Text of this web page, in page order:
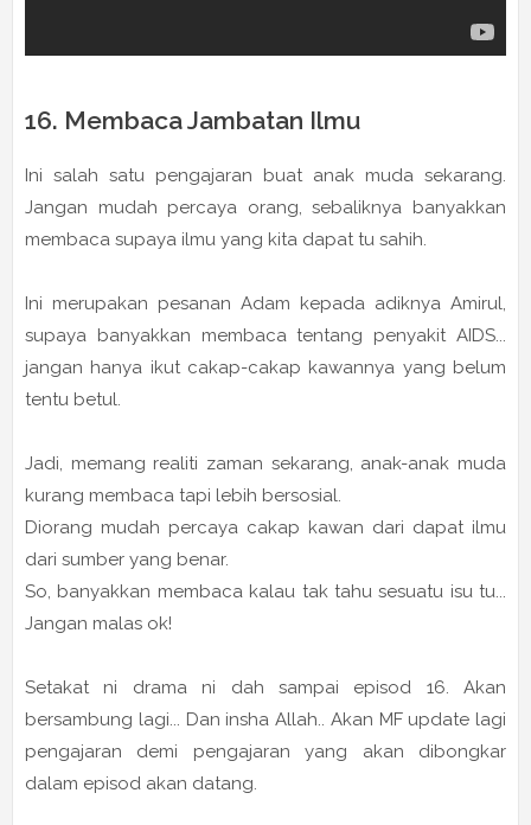
16. Membaca Jambatan Ilmu
Ini salah satu pengajaran buat anak muda sekarang.
Jangan mudah percaya orang, sebaliknya banyakkan
membaca supaya ilmu yang kita dapat tu sahih.
Ini merupakan pesanan Adam kepada adiknya Amirul,
supaya banyakkan membaca tentang penyakit AIDS...
jangan hanya ikut cakap-cakap kawannya yang belum
tentu betul.
Jadi, memang realiti zaman sekarang, anak-anak muda
kurang membaca tapi lebih bersosial.
Diorang mudah percaya cakap kawan dari dapat ilmu
dari sumber yang benar.
So, banyakkan membaca kalau tak tahu sesuatu isu tu...
Jangan malas ok!
Setakat ni drama ni dah sampai episod 16. Akan
bersambung lagi... Dan insha Allah.. Akan MF update lagi
pengajaran demi pengajaran yang akan dibongkar
dalam episod akan datang.